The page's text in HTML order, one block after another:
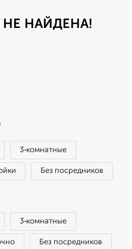
НАЙДЕНА!
3‑комнатные
Без посредников
3‑комнатные
Без посредников